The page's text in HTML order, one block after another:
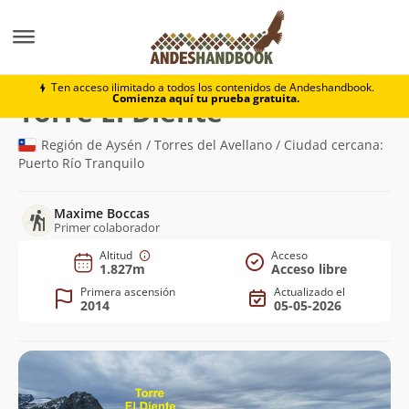
Ten acceso ilimitado a todos los contenidos de Andeshandbook.
Comienza aquí tu prueba gratuita.
Torre El Diente
Torre El Diente(1.827m)
Región de Aysén / Torres del Avellano / Ciudad cercana:
Puerto Río Tranquilo
Maxime Boccas
Primer colaborador
Altitud
1.827m
Acceso
Acceso libre
Primera ascensión
2014
Actualizado el
05-05-2026